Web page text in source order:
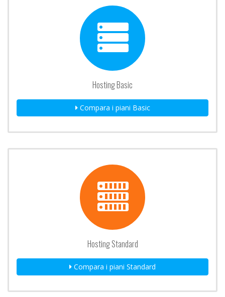
Hosting Basic
Compara i piani Basic
Hosting Standard
Compara i piani Standard